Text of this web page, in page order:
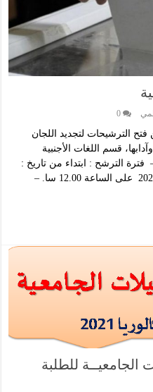
0
فتح الترشيحات لتجديد اللجان
قسم اللغات الأجنبية
فترة الترشح : ابتداء من تاريخ :
26 – 09 – 2021 إلى غاية: 30 – 09 -2021 على الساعة 12.00 سا. –
للطلبة